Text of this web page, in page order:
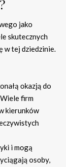
jako
skutecznych
w tej dziedzinie.
okazją do
firm
kierunków
i mogą
osoby,